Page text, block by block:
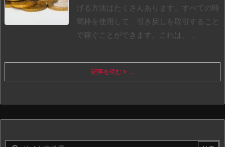
げる方法はたくさんあります。
すべての時
間枠を使用して、引き戻しを取引すること
で稼ぐことができます。これは、 ...
記事を読む ...